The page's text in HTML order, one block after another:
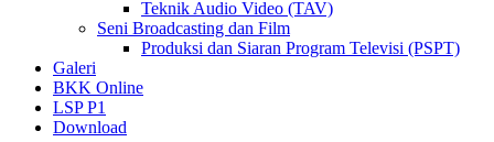
Teknik Audio Video (TAV)
Seni Broadcasting dan Film
Produksi dan Siaran Program Televisi (PSPT)
Galeri
BKK Online
LSP P1
Download